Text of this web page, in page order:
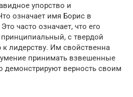
упорство и
означает имя Борис в
часто означает, что его
с твердой
лидерству. Им свойственна
умение принимать взвешенные
демонстрируют верность своим